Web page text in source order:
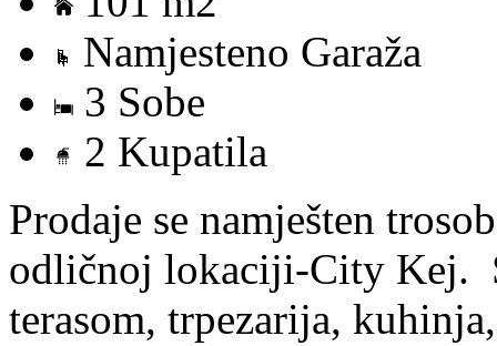
Namjesteno Garaža
3 Sobe
2 Kupatila
Prodaje se namješten
odličnoj lokaciji-City Kej.
terasom, trpezarija,